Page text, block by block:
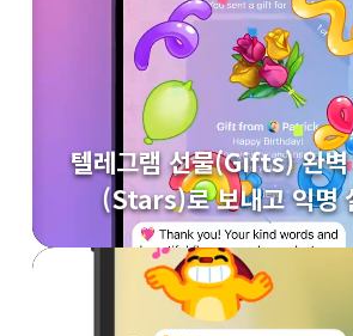
텔레그램 선물(Gifts) 완벽
(Stars)로 보내고 익명